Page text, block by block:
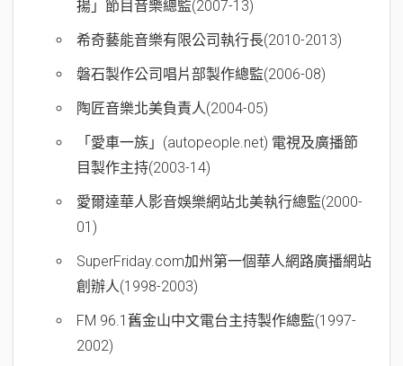
揚」節目音樂總監(2007-13)
希奇藝能音樂有限公司執行長(2010-2013)
磐石製作公司唱片部製作總監(2006-08)
陶匠音樂北美負責人(2004-05)
「愛車一族」(autopeople.net) 電視及廣播節
目製作主持(2003-14)
愛爾達華人影音娛樂網站北美執行總監(2000-
01)
SuperFriday.com加州第一個華人網路廣播網站
創辦人(1998-2003)
FM 96.1舊金山中文電台主持製作總監(1997-
2002)